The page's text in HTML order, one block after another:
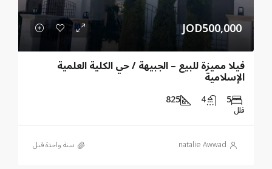
JOD500,000
فيلا مميزة للبيع – الجبيهة / حي الكلية العلمية
الإسلامية
5
4
825
فلل
natalie Awwad ‏سنة واحدة قبل